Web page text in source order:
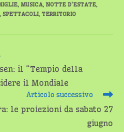
, MUSICA, NOTTE D'ESTATE,
, SPETTACOLI, TERRITORIO
il “Tempio della
il Mondiale
Articolo successivo
le proiezioni da sabato 27
giugno